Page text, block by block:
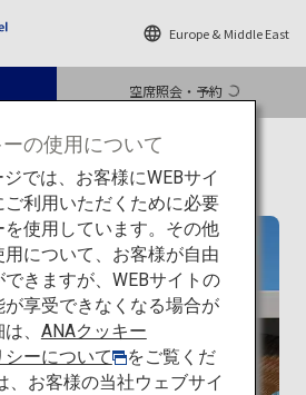
Europe & Middle East
空席照会・予約
日本の建築を巡る旅
一覧
現代建築
の使用について
では、お客様にWEBサイ
ご利用いただくために必要
を使用しています。その他
について、お客様が自由
きますが、WEBサイトの
享受できなくなる場合が
、 ANAクッキー
シーについて
をご覧くだ
、お客様の当社ウェブサイ